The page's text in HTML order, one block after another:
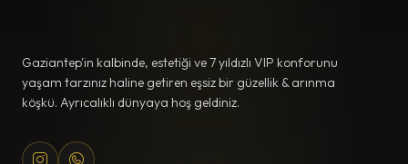
Gaziantep'in kalbinde, estetiği ve 7 yıldızlı VIP konforunu
yaşam tarzınız haline getiren eşsiz bir güzellik & arınma
köşkü. Ayrıcalıklı dünyaya hoş geldiniz.